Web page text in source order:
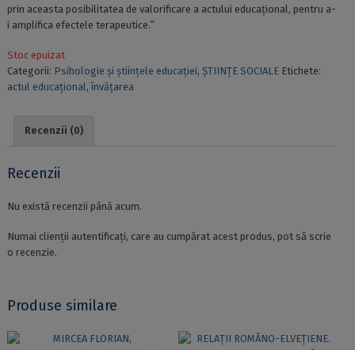
prin aceasta posibilitatea de valorificare a actului educaţional, pentru a-
i amplifica efectele terapeutice.”
Stoc epuizat
Categorii: Psihologie și științele educației, ȘTIINȚE SOCIALE Etichete:
actul educaţional ,învăţarea
Recenzii (0)
Recenzii
Nu există recenzii până acum.
Numai clienții autentificați, care au cumpărat acest produs, pot să scrie
o recenzie.
Produse similare